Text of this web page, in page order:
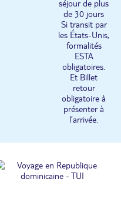
séjour de plus
de 30 jours
Si transit par
les États-Unis,
formalités
ESTA
obligatoires.
Et Billet
retour
obligatoire à
présenter à
l’arrivée.